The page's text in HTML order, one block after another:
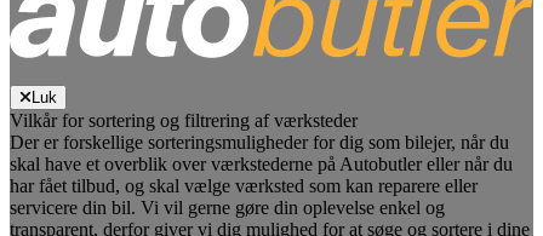
Luk
Vilkår for sortering og filtrering af værksteder
Der er forskellige sorteringsmuligheder for dig som bilejer, når du
skal have et overblik over værkstederne på Autobutler eller når du
har fået tilbud, og skal vælge værksted som kan reparere eller
servicere din bil. Vi vil gerne gøre din oplevelse enkel og
transparent, derfor giver vi dig mulighed for at søge og sortere i dine